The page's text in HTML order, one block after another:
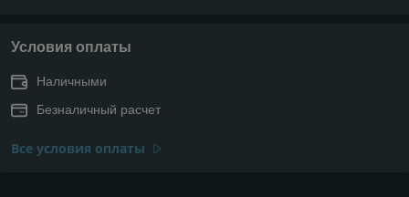
Условия оплаты
Наличными
Безналичный расчет
Все условия оплаты